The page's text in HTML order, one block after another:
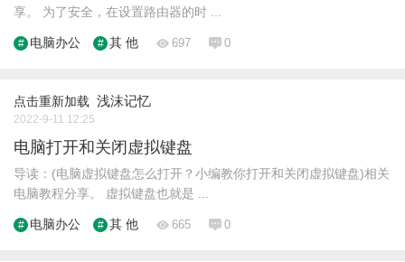
享。 为了安全，在设置路由器的时 ...
电脑办公 其 他 697 0
点击重新加载 浅沫记忆
2022-9-11 12:25
电脑打开和关闭虚拟键盘
导读：(电脑虚拟键盘怎么打开？小编教你打开和关闭虚拟键盘)相关
电脑教程分享。 虚拟键盘也就是 ...
电脑办公 其 他 665 0